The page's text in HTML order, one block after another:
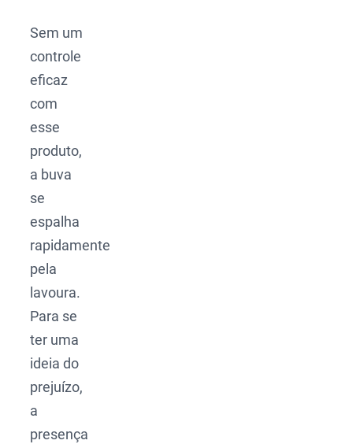
Sem um
controle
eficaz
com
esse
produto,
a buva
se
espalha
rapidamente
pela
lavoura.
Para se
ter uma
ideia do
prejuízo,
a
presença